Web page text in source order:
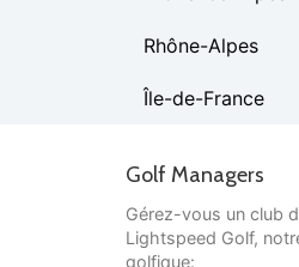
Rhône-Alpes
Île-de-France
Golf Managers
Gérez-vous un club
Lightspeed Golf,
golfique: